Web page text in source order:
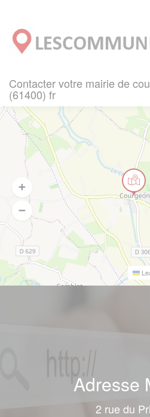
Contacter votre mairie de
(61400) fr
Adresse
2 rue du